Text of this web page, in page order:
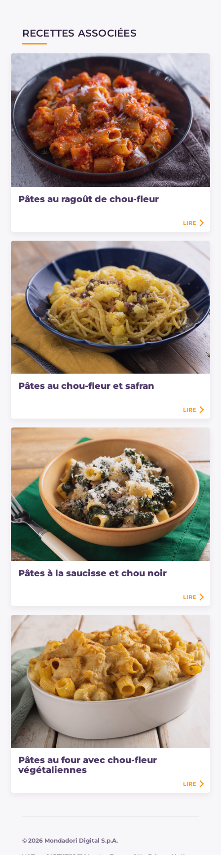
RECETTES ASSOCIÉES
Pâtes au ragoût de chou-fleur
LIRE
Pâtes au chou-fleur et safran
LIRE
Pâtes à la saucisse et chou noir
LIRE
Pâtes au four avec chou-fleur
végétaliennes
LIRE
© 2026 Mondadori Digital S.p.A.